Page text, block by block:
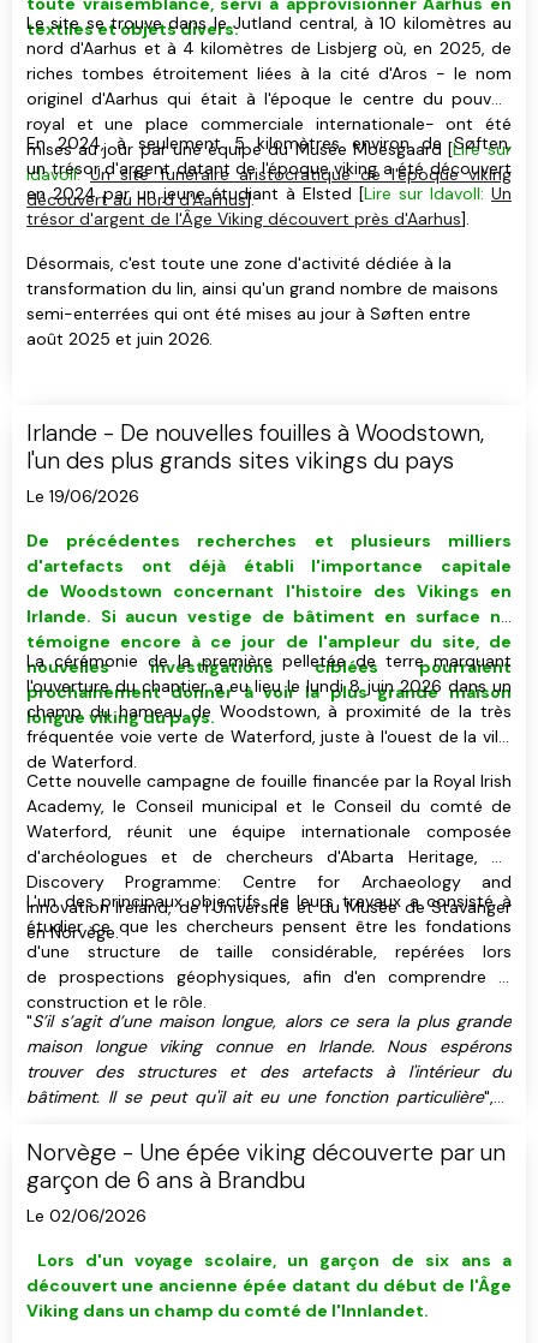
textiles et objets divers.
Le site se trouve dans le Jutland central, à 10 kilomètres au
nord d'Aarhus et à 4 kilomètres de Lisbjerg où, en 2025, de
riches tombes étroitement liées à la cité d'Aros - le nom
originel d'Aarhus qui était à l'époque le centre du pouvoir
royal et une place commerciale internationale- ont été
mises au jour par une équipe du Musée Moesgaard [Lire sur
Idavoll:Un site funéraire aristocratique de l'époque viking
découvert au nord d'Aarhus].
En 2024, à seulement 5 kilomètres environ de Søften,
un trésor d'argent datant de l'époque viking a été découvert
en 2024 par un jeune étudiant à Elsted [Lire sur Idavoll: Un
trésor d'argent de l'Âge Viking découvert près d'Aarhus].
Désormais, c'est toute une zone d'activité dédiée à la
transformation du lin, ainsi qu'un grand nombre de maisons
semi-enterrées qui ont été mises au jour à Søften entre
août 2025 et juin 2026.
Irlande - De nouvelles fouilles à Woodstown,
l'un des plus grands sites vikings du pays
Le 19/06/2026
De précédentes recherches et plusieurs milliers
d'artefacts ont déjà établi l'importance capitale
de Woodstown concernant l'histoire des Vikings en
Irlande. Si aucun vestige de bâtiment en surface ne
témoigne encore à ce jour de l'ampleur du site, de
nouvelles investigations ciblées pourraient
prochainement donner à voir la plus grande maison
longue viking du pays.
La cérémonie de la première pelletée de terre marquant
l'ouverture du chantier a eu lieu le lundi 8 juin 2026 dans un
champ du hameau de Woodstown, à proximité de la très
fréquentée voie verte de Waterford, juste à l'ouest de la ville
de Waterford.
Cette nouvelle campagne de fouille financée par la Royal Irish
Academy, le Conseil municipal et le Conseil du comté de
Waterford, réunit une équipe internationale composée
d'archéologues et de chercheurs d'Abarta Heritage, du
Discovery Programme: Centre for Archaeology and
Innovation Ireland, de l'Université et du Musée de Stavanger
en Norvège.
L'un des principaux objectifs de leurs travaux a consisté à
étudier ce que les chercheurs pensent être les fondations
d'une structure de taille considérable, repérées lors
de prospections géophysiques, afin d'en comprendre la
construction et le rôle.
"S’il s’agit d’une maison longue, alors ce sera la plus grande
maison longue viking connue en Irlande. Nous espérons
trouver des structures et des artefacts à l'intérieur du
bâtiment. Il se peut qu'il ait eu une fonction particulière", a
à l'Université de Stavanger, qui a participé aux fouilles.
Norvège - Une épée viking découverte par un
garçon de 6 ans à Brandbu
Le 02/06/2026
Lors d'un voyage scolaire, un garçon de six ans a
découvert une ancienne épée datant du début de l'Âge
Viking dans un champ du comté de l'Innlandet.